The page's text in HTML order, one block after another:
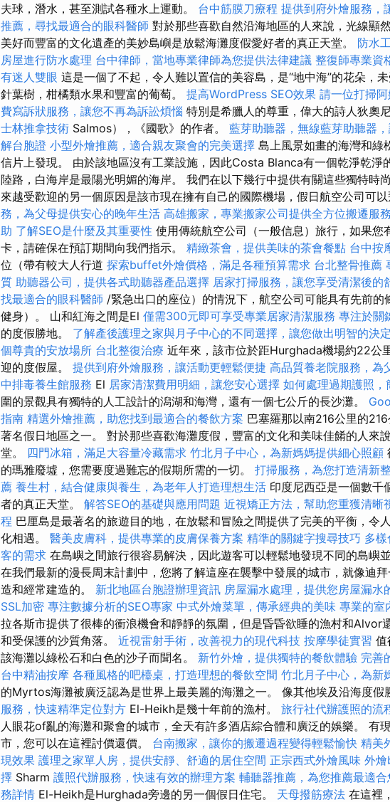
夫球，潛水，甚至測試各種水上運動。 台中筋膜刀療程 提供到府外燴服務，
推薦，尋找最適合的眼科醫師 對於那些喜歡自然沿海地區的人來說，光線顯
美好而豐富的文化遺產的美妙島嶼是放鬆海灘度假愛好者的真正天堂。 防水
房屋進行防水處理 台中律師，當地專業律師為您提供法律建議 整復師專業資
有迷人雙眼 這是一個了不起，令人難以置信的美容島，是“地中海”的花朵，
針葉樹，柑橘類水果和豐富的葡萄。 提高WordPress SEO效果 請一位打掃
費寫訴狀服務，讓您不再為訴訟煩惱 特別是希臘人的尊重，偉大的詩人狄奧
士林推拿技術 Salmos），《國歌》的作者。 藍芽助聽器，無線藍芽助聽器
解台胞證 小型外燴推薦，適合親友聚會的完美選擇 島上風景如畫的海灣和綠
信片上發現。 由於該地區沒有工業設施，因此Costa Blanca有一個乾淨乾淨
陸路，白海岸是最陽光明媚的海岸。 我們在以下幾行中提供有關這些獨特時
來越受歡迎的另一個原因是該市現在擁有自己的國際機場，假日航空公司可以
務，為父母提供安心的晚年生活 高雄搬家，專業搬家公司提供全方位搬遷服務
助 了解SEO是什麼及其重要性 使用傳統航空公司（一般信息）旅行，如果您
卡，請確保在預訂期間向我們指示。 精緻茶會，提供美味的茶會餐點 台中按
位（帶有較大人行道 探索buffet外燴價格，滿足各種預算需求 台北整骨推薦
質 助聽器公司，提供各式助聽器產品選擇 居家打掃服務，讓您享受清潔後的
找最適合的眼科醫師 /緊急出口的座位）的情況下，航空公司可能具有先前的
健身）。 山和紅海之間是El 僅需300元即可享受專業居家清潔服務 專注於關
的度假勝地。 了解產後護理之家與月子中心的不同選擇，讓您做出明智的決定
個尊貴的安放場所 台北整復治療 近年來，該市位於距Hurghada機場約22公
迎的度假屋。 提供到府外燴服務，讓活動更輕鬆便捷 高品質養老院服務，為
中排毒養生館服務 El 居家清潔費用明細，讓您安心選擇 如何處理過期護照，
圍的景觀具有獨特的人工設計的潟湖和海灣，還有一個七公斤的長沙灘。
指南 精選外燴推薦，助您找到最適合的餐飲方案 巴塞羅那以南216公里的
著名假日地區之一。 對於那些喜歡海灘度假，豐富的文化和美味佳餚的人來
堂。 四門冰箱，滿足大容量冷藏需求 竹北月子中心，為新媽媽提供細心照顧
的瑪雅廢墟，您需要度過難忘的假期所需的一切。 打掃服務，為您打造清新
薦 養生村，結合健康與養生，為老年人打造理想生活 印度尼西亞是一個數千
者的真正天堂。 解答SEO的基礎與應用問題 近視矯正方法，幫助您重獲清晰
程 巴厘島是最著名的旅遊目的地，在放鬆和冒險之間提供了完美的平衡，令
化相遇。 醫美皮膚科，提供專業的皮膚保養方案 精準的關鍵字搜尋技巧 多
客的需求 在島嶼之間旅行很容易解決，因此遊客可以輕鬆地發現不同的島嶼
在我們最新的漫長周末計劃中，您將了解這座在襲擊中發展的城市，就像迪
造和經常建造的。 新北地區台胞證辦理資訊 房屋漏水處理，提供您房屋漏水
SSL加密 專注數據分析的SEO專家 中式外燴菜單，傳承經典的美味 專業的室
拉各斯市提供了很棒的衝浪機會和靜靜的氛圍，但是昏昏欲睡的漁村和Alvor
和受保護的沙質角落。 近視雷射手術，改善視力的現代科技 按摩學徒實習 值
該海灘以綠松石和白色的沙子而聞名。 新竹外燴，提供獨特的餐飲體驗 完善
台中精油按摩 各種風格的吧檯桌，打造理想的餐飲空間 竹北月子中心，為新
的Myrtos海灘被廣泛認為是世界上最美麗的海灘之一。 像其他埃及沿海度假
服務，快速精準定位對方 El-Heikh是幾十年前的漁村。 旅行社代辦護照的流
人眼花of亂的海灘和聚會的城市，全天有許多酒店綜合體和廣泛的娛樂。 有
市，您可以在這裡討價還價。 台南搬家，讓你的搬遷過程變得輕鬆愉快 精美
現效果 護理之家單人房，提供安靜、舒適的居住空間 正宗西式外燴風味 外
擇 Sharm 護照代辦服務，快速有效的辦理方案 輔聽器推薦，為您推薦最適
務詳情 El-Heikh是Hurghada旁邊的另一個假日住宅。 天母撥筋療法 在這裡